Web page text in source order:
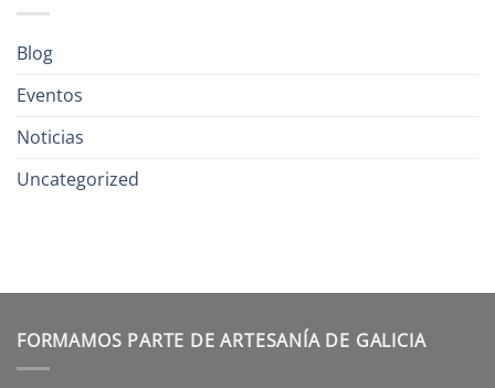
Blog
Eventos
Noticias
Uncategorized
FORMAMOS PARTE DE ARTESANÍA DE GALICIA